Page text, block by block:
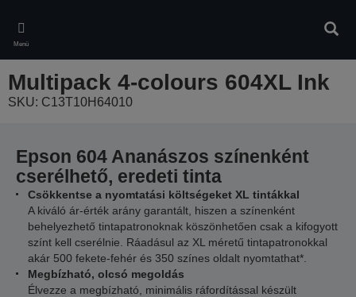
main
content
Menü
Multipack 4-colours 604XL Ink
SKU: C13T10H64010
Epson 604 Ananászos színenként
cserélhető, eredeti tinta
Csökkentse a nyomtatási költségeket XL tintákkal
A kiváló ár-érték arány garantált, hiszen a színenként
behelyezhető tintapatronoknak köszönhetően csak a kifogyott
színt kell cserélnie. Ráadásul az XL méretű tintapatronokkal
akár 500 fekete-fehér és 350 színes oldalt nyomtathat*.
Megbízható, olcsó megoldás
Élvezze a megbízható, minimális ráfordítással készült